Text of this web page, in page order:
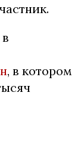
, в котором